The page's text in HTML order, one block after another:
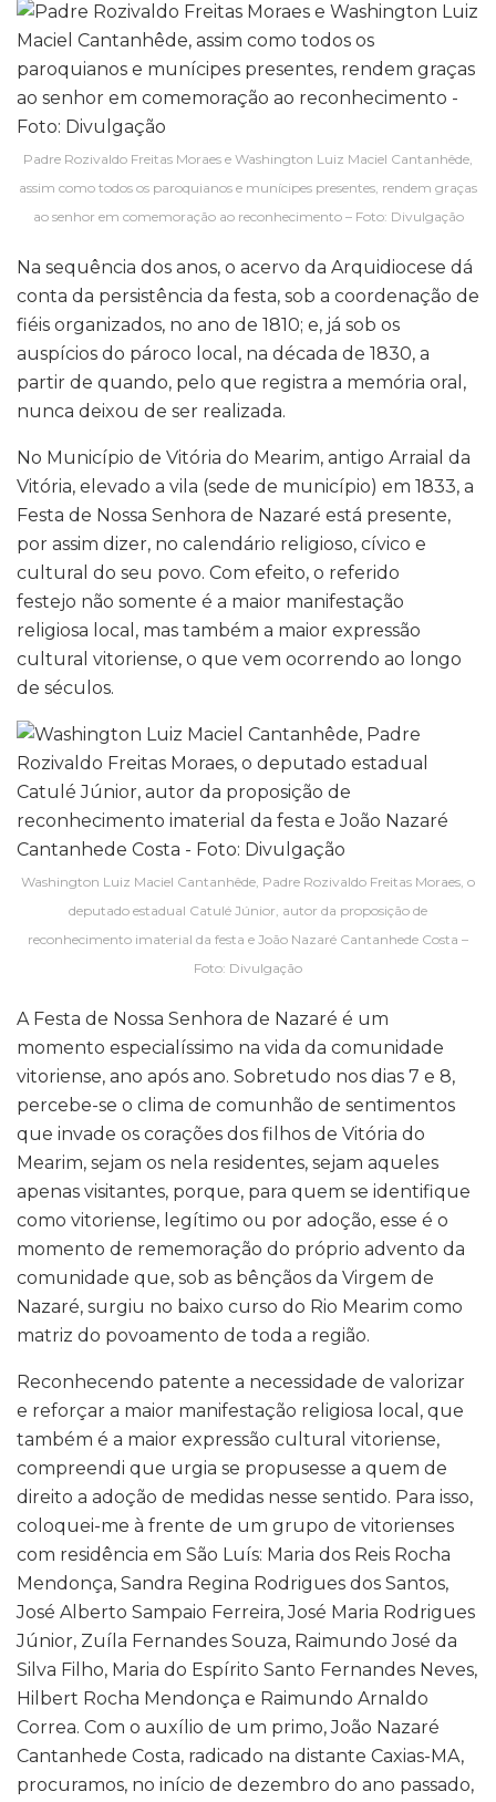
Padre Rozivaldo Freitas Moraes e Washington Luiz Maciel Cantanhêde,
assim como todos os paroquianos e munícipes presentes, rendem graças
ao senhor em comemoração ao reconhecimento – Foto: Divulgação
Na sequência dos anos, o acervo da Arquidiocese dá
conta da persistência da festa, sob a coordenação de
fiéis organizados, no ano de 1810; e, já sob os
auspícios do pároco local, na década de 1830, a
partir de quando, pelo que registra a memória oral,
nunca deixou de ser realizada.
No Município de Vitória do Mearim, antigo Arraial da
Vitória, elevado a vila (sede de município) em 1833, a
Festa de Nossa Senhora de Nazaré está presente,
por assim dizer, no calendário religioso, cívico e
cultural do seu povo. Com efeito, o referido
festejo não somente é a maior manifestação
religiosa local, mas também a maior expressão
cultural vitoriense, o que vem ocorrendo ao longo
de séculos.
Washington Luiz Maciel Cantanhêde, Padre Rozivaldo Freitas Moraes, o
deputado estadual Catulé Júnior, autor da proposição de
reconhecimento imaterial da festa e João Nazaré Cantanhede Costa –
Foto: Divulgação
A Festa de Nossa Senhora de Nazaré é um
momento especialíssimo na vida da comunidade
vitoriense, ano após ano. Sobretudo nos dias 7 e 8,
percebe-se o clima de comunhão de sentimentos
que invade os corações dos filhos de Vitória do
Mearim, sejam os nela residentes, sejam aqueles
apenas visitantes, porque, para quem se identifique
como vitoriense, legítimo ou por adoção, esse é o
momento de rememoração do próprio advento da
comunidade que, sob as bênçãos da Virgem de
Nazaré, surgiu no baixo curso do Rio Mearim como
matriz do povoamento de toda a região.
Reconhecendo patente a necessidade de valorizar
e reforçar a maior manifestação religiosa local, que
também é a maior expressão cultural vitoriense,
compreendi que urgia se propusesse a quem de
direito a adoção de medidas nesse sentido. Para isso,
coloquei-me à frente de um grupo de vitorienses
com residência em São Luís: Maria dos Reis Rocha
Mendonça, Sandra Regina Rodrigues dos Santos,
José Alberto Sampaio Ferreira, José Maria Rodrigues
Júnior, Zuíla Fernandes Souza, Raimundo José da
Silva Filho, Maria do Espírito Santo Fernandes Neves,
Hilbert Rocha Mendonça e Raimundo Arnaldo
Correa. Com o auxílio de um primo, João Nazaré
Cantanhede Costa, radicado na distante Caxias-MA,
procuramos, no início de dezembro do ano passado,